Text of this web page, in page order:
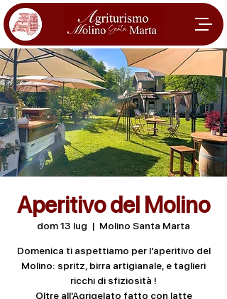
Aperitivo del Molino
dom 13 lug
  |
Molino Santa Marta
Domenica ti aspettiamo per l'aperitivo del
Molino: spritz, birra artigianale, e taglieri
ricchi di sfiziosità !
Oltre all'Agrigelato fatto con latte